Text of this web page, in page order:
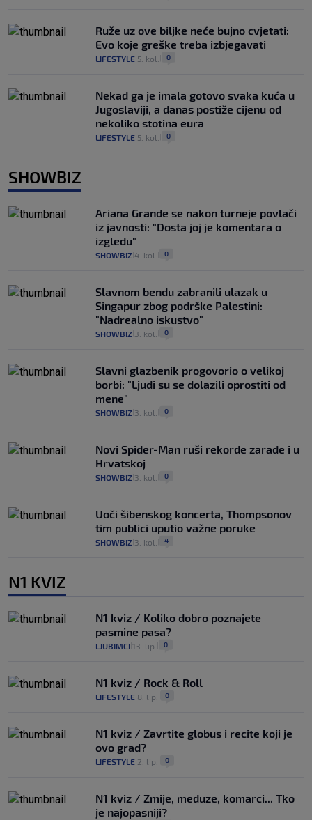
Ruže uz ove biljke neće bujno cvjetati:
Evo koje greške treba izbjegavati
LIFESTYLE 5. kol. 0
Nekad ga je imala gotovo svaka kuća u
Jugoslaviji, a danas postiže cijenu od
nekoliko stotina eura
LIFESTYLE 5. kol. 0
SHOWBIZ
Ariana Grande se nakon turneje povlači
iz javnosti: "Dosta joj je komentara o
izgledu"
SHOWBIZ 4. kol. 0
Slavnom bendu zabranili ulazak u
Singapur zbog podrške Palestini:
"Nadrealno iskustvo"
SHOWBIZ 3. kol. 0
Slavni glazbenik progovorio o velikoj
borbi: "Ljudi su se dolazili oprostiti od
mene"
SHOWBIZ 3. kol. 0
Novi Spider-Man ruši rekorde zarade i u
Hrvatskoj
SHOWBIZ 3. kol. 0
Uoči šibenskog koncerta, Thompsonov
tim publici uputio važne poruke
SHOWBIZ 3. kol. 4
N1 KVIZ
N1 kviz / Koliko dobro poznajete
pasmine pasa?
LJUBIMCI 13. lip. 0
N1 kviz / Rock & Roll
LIFESTYLE 8. lip. 0
N1 kviz / Zavrtite globus i recite koji je
ovo grad?
LIFESTYLE 2. lip. 0
N1 kviz / Zmije, meduze, komarci... Tko
je najopasniji?